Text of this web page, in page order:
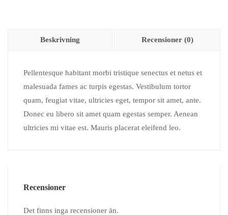
Beskrivning Recensioner (0)
Pellentesque habitant morbi tristique senectus et netus et
malesuada fames ac turpis egestas. Vestibulum tortor
quam, feugiat vitae, ultricies eget, tempor sit amet, ante.
Donec eu libero sit amet quam egestas semper. Aenean
ultricies mi vitae est. Mauris placerat eleifend leo.
Recensioner
Det finns inga recensioner än.